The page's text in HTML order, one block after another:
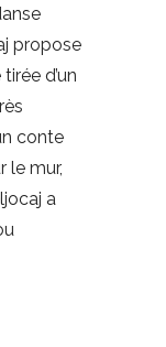
propose
d’un
conte
le mur,
a